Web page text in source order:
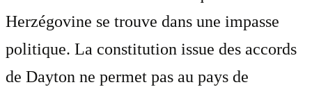
Herzégovine se trouve dans une impasse
politique. La constitution issue des accords
de Dayton ne permet pas au pays de